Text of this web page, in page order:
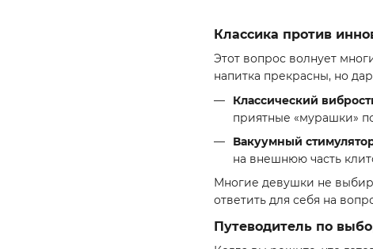
Классика против
Этот вопрос волнует
напитка прекрасны, но
Классический
приятные «мурашки»
Вакуумный
на внешнюю часть
Многие девушки не
ответить для себя на
Путеводитель по